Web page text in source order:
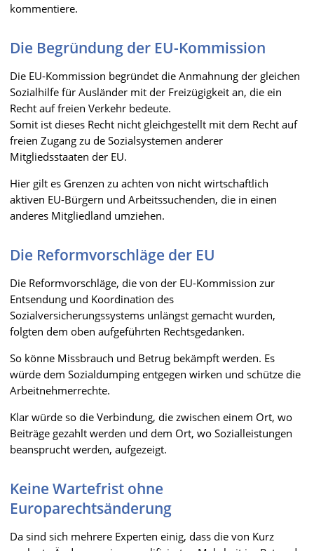
kommentiere.
Die Begründung der EU-Kommission
Die EU-Kommission begründet die Anmahnung der gleichen
Sozialhilfe für Ausländer mit der Freizügigkeit an, die ein
Recht auf freien Verkehr bedeute.
Somit ist dieses Recht nicht gleichgestellt mit dem Recht auf
freien Zugang zu de Sozialsystemen anderer
Mitgliedsstaaten der EU.
Hier gilt es Grenzen zu achten von nicht wirtschaftlich
aktiven EU-Bürgern und Arbeitssuchenden, die in einen
anderes Mitgliedland umziehen.
Die Reformvorschläge der EU
Die Reformvorschläge, die von der EU-Kommission zur
Entsendung und Koordination des
Sozialversicherungssystems unlängst gemacht wurden,
folgten dem oben aufgeführten Rechtsgedanken.
So könne Missbrauch und Betrug bekämpft werden. Es
würde dem Sozialdumping entgegen wirken und schütze die
Arbeitnehmerrechte.
Klar würde so die Verbindung, die zwischen einem Ort, wo
Beiträge gezahlt werden und dem Ort, wo Sozialleistungen
beansprucht werden, aufgezeigt.
Keine Wartefrist ohne
Europarechtsänderung
Da sind sich mehrere Experten einig, dass die von Kurz